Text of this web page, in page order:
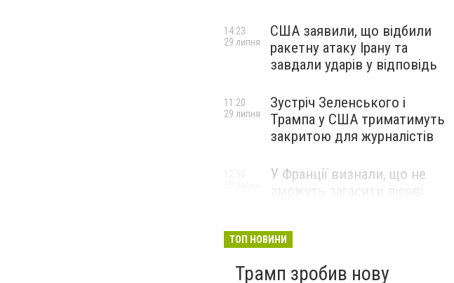
США заявили, що відбили
ракетну атаку Ірану та
завдали ударів у відповідь
14:23
29 липня
Зустріч Зеленського і
Трампа у США триматимуть
закритою для журналістів
11:20
29 липня
У Франції визнали, що не
ТОП НОВИНИ
Трамп зробив нову